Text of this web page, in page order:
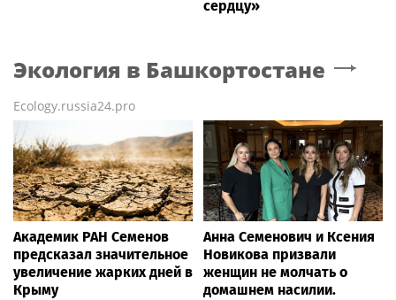
сердцу»
Экология в Башкортостане
Ecology.russia24.pro
Академик РАН Семенов
предсказал значительное
увеличение жарких дней в
Крыму
Анна Семенович и Ксения
Новикова призвали
женщин не молчать о
домашнем насилии.